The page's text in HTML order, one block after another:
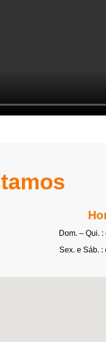
Dom. – Qui.
Sex. e Sáb. :